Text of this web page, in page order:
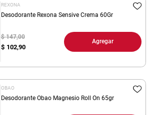
REXONA
Desodorante Rexona Sensive Crema 60Gr
$ 102,90
$ 147,00
Agregar
OBAO
Desodorante Obao Magnesio Roll On 65gr